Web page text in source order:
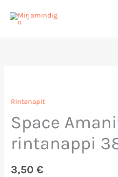
sisältöön
Rintanapit
Space
rintanappi
3,50€
rintanappi
38mm
määrä